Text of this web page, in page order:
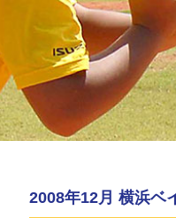
2008年12月 横浜ベ